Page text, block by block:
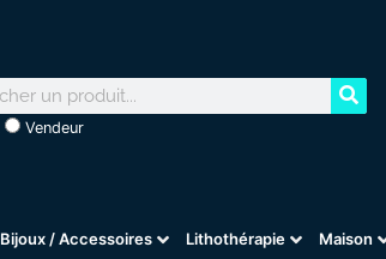
Vendeur
Bijoux / Accessoires Lithothérapie Maison